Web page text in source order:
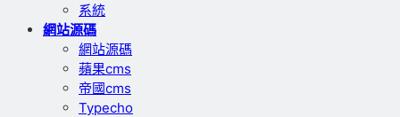
系統
網站源碼
網站源碼
蘋果cms
帝國cms
Typecho